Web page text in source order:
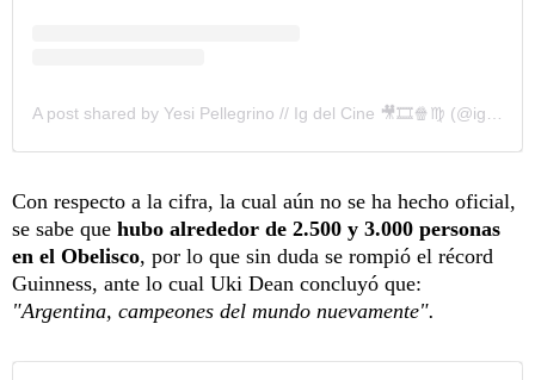
Con respecto a la cifra, la cual aún no se ha hecho oficial,
se sabe que hubo alrededor de 2.500 y 3.000 personas
en el Obelisco, por lo que sin duda se rompió el récord
Guinness, ante lo cual Uki Dean concluyó que:
"Argentina, campeones del mundo nuevamente".